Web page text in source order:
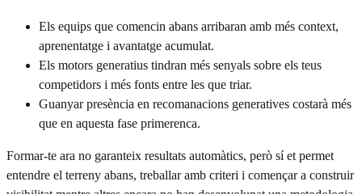
Els equips que comencin abans arribaran amb més context,
aprenentatge i avantatge acumulat.
Els motors generatius tindran més senyals sobre els teus
competidors i més fonts entre les que triar.
Guanyar presència en recomanacions generatives costarà més
que en aquesta fase primerenca.
Formar-te ara no garanteix resultats automàtics, però sí et permet
entendre el terreny abans, treballar amb criteri i començar a construir